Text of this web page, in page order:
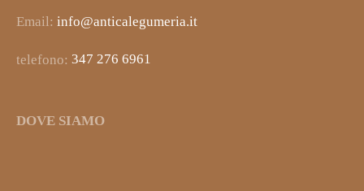
Email: info@anticalegumeria.it
telefono: 347 276 6961
DOVE SIAMO